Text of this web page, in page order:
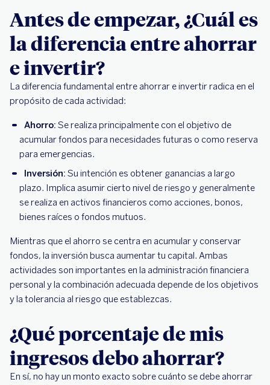
Antes de empezar, ¿Cuál es
la diferencia entre ahorrar
e invertir?
La diferencia fundamental entre ahorrar e invertir radica en el
propósito de cada actividad:
Ahorro: Se realiza principalmente con el objetivo de
acumular fondos para necesidades futuras o como reserva
para emergencias.
Inversión: Su intención es obtener ganancias a largo
plazo. Implica asumir cierto nivel de riesgo y generalmente
se realiza en activos financieros como acciones, bonos,
bienes raíces o fondos mutuos.
Mientras que el ahorro se centra en acumular y conservar
fondos, la inversión busca aumentar tu capital. Ambas
actividades son importantes en la administración financiera
personal y la combinación adecuada depende de los objetivos
y la tolerancia al riesgo que establezcas.
¿Qué porcentaje de mis
ingresos debo ahorrar?
En sí, no hay un monto exacto sobre cuánto se debe ahorrar